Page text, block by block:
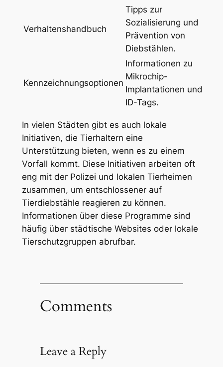
Verhaltenshandbuch
Tipps zur
Sozialisierung und
Prävention von
Diebstählen.
Kennzeichnungsoptionen
Informationen zu
Mikrochip-
Implantationen und
ID-Tags.
In vielen Städten gibt ‌es auch lokale
Initiativen, die Tierhaltern eine
Unterstützung bieten, ​wenn⁢ es zu einem
Vorfall ​kommt. Diese Initiativen arbeiten oft
eng mit der Polizei und lokalen Tierheimen
zusammen, ⁣um entschlossener auf
Tierdiebstähle reagieren⁣ zu können.
Informationen über diese ⁤Programme sind
häufig über städtische‍ Websites oder lokale
Tierschutzgruppen abrufbar.
Comments
Leave a Reply